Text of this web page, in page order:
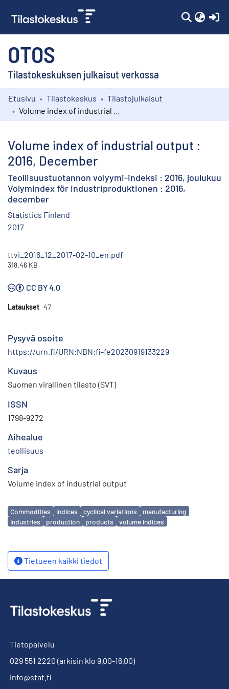
OTOS
Tilastokeskuksen julkaisut verkossa
Kokoelmat
Etusivu Tilastokeskus
Tilastojulkaisut
Volume index of industrial output :
2016, December
Teollisuustuotannon volyymi-indeksi : 2016, joulukuu
Volymindex för industriproduktionen : 2016,
december
Statistics Finland
2017
ttvi_2016_12_2017-02-10_en.pdf
318.46 KB
CC BY 4.0
Lataukset 47
Pysyvä osoite
https://urn.fi/URN:NBN:fi-fe20230919133229
Kuvaus
Suomen virallinen tilasto (SVT)
ISSN
1798-9272
Aihealue
teollisuus
Sarja
Volume index of industrial output
Avainsanat
Commodities indices cyclical variations
manufacturing
industries
production products volume indices
Tietueen kaikki tiedot
Tietopalvelu
029 551 2220 (arkisin klo 9.00-16.00)
info@stat.fi